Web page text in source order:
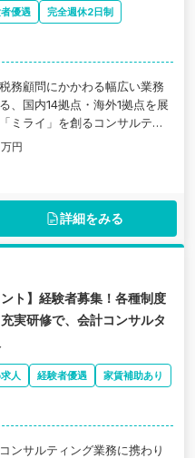
優遇
完全週休2日制
務顧問にかかわる幅広い業務
、国内14拠点・海外1拠点を展
ミライ」を創るコンサルティ
万円
詳細をみる
ト】経験者募集！各種制度
実研修で、会計コンサルタ
人 経験者優遇
家賃補助あり
ンサルティング業務に携わり